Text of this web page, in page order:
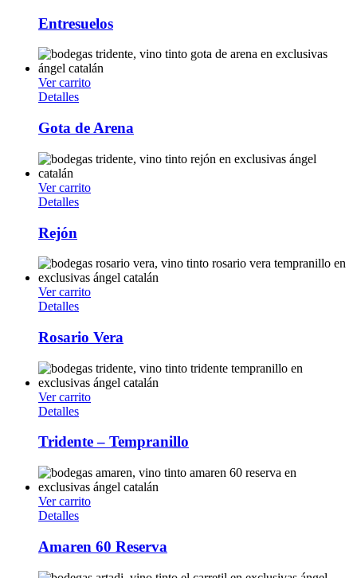
Entresuelos
Ver carrito
Detalles
Gota de Arena
Ver carrito
Detalles
Rejón
Ver carrito
Detalles
Rosario Vera
Ver carrito
Detalles
Tridente – Tempranillo
Ver carrito
Detalles
Amaren 60 Reserva